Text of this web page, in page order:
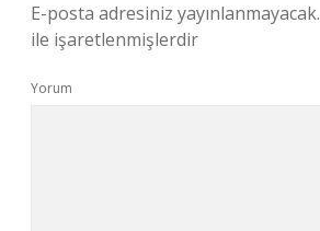
E-posta adresiniz yayınlanmayacak.
ile işaretlenmişlerdir
Yorum